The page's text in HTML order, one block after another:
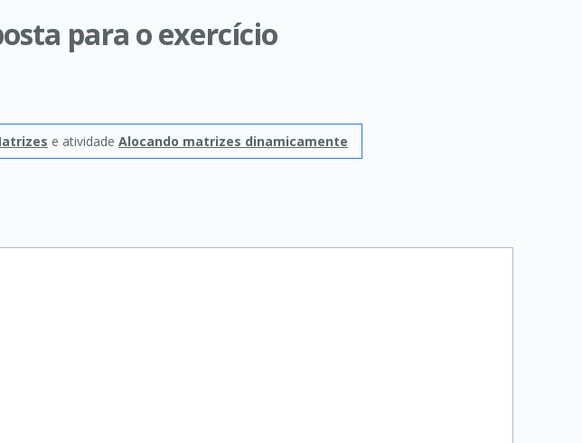
para o exercício
e atividade Alocando matrizes dinamicamente